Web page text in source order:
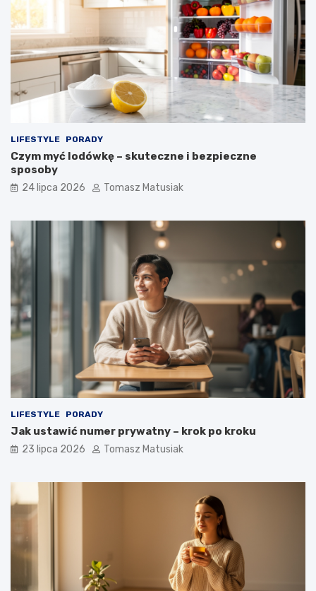
LIFESTYLE PORADY
Czym myć lodówkę – skuteczne i bezpieczne
sposoby
24 lipca 2026 Tomasz Matusiak
LIFESTYLE PORADY
Jak ustawić numer prywatny – krok po kroku
23 lipca 2026 Tomasz Matusiak